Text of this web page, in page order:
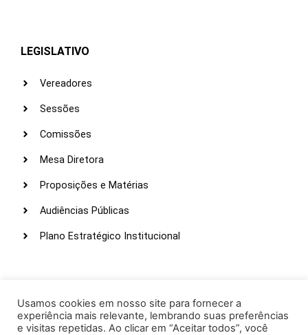
LEGISLATIVO
Vereadores
Sessões
Comissões
Mesa Diretora
Proposições e Matérias
Audiências Públicas
Plano Estratégico Institucional
Webmail
Intranet
Usamos cookies em nosso site para fornecer a
experiência mais relevante, lembrando suas preferências
e visitas repetidas. Ao clicar em “Aceitar todos”, você